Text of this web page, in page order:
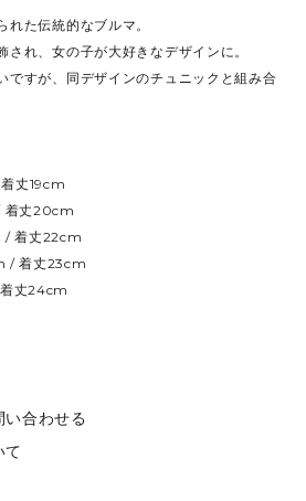
た伝統的なブルマ。
れ、女の子が大好きなデザインに。
ですが、同デザインのチュニックと組み合
丈19cm
着丈20cm
/ 着丈22cm
/ 着丈23cm
丈24cm
い合わせる
て